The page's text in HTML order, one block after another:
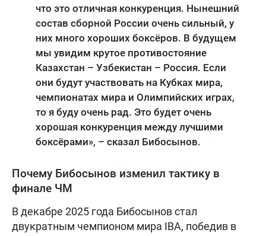
что это отличная конкуренция. Нынешний
состав сборной России очень сильный, у
них много хороших боксёров. В будущем
мы увидим крутое противостояние
Казахстан – Узбекистан – Россия. Если
они будут участвовать на Кубках мира,
чемпионатах мира и Олимпийских играх,
то я буду очень рад. Это будет очень
хорошая конкуренция между лучшими
боксёрами», – сказал Бибосынов.
Почему Бибосынов изменил тактику в
финале ЧМ
В декабре 2025 года Бибосынов стал
двукратным чемпионом мира IBA, победив в